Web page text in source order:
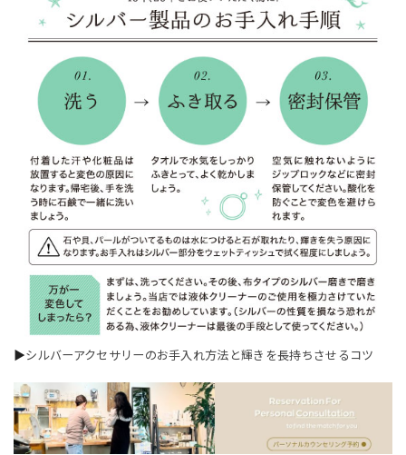
▶シルバーアクセサリーのお手入れ方法と輝きを長持ちさせるコツ